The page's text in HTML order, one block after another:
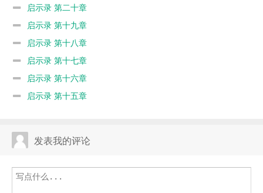
启示录 第二十章
启示录 第十九章
启示录 第十八章
启示录 第十七章
启示录 第十六章
启示录 第十五章
发表我的评论